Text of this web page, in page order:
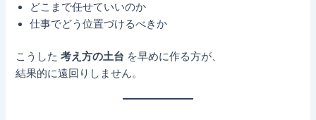
どこまで任せていいのか
仕事でどう位置づけるべきか
こうした考え方の土台 を早めに作る方が、
結果的に遠回りしません。